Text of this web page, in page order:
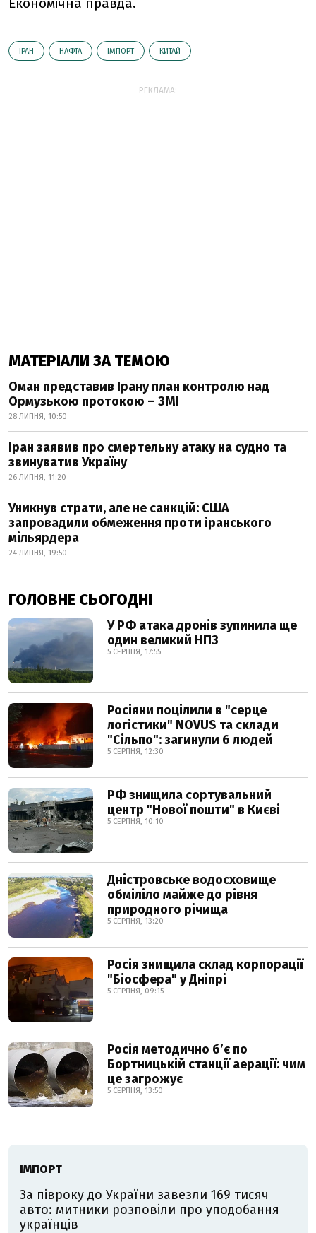
ІРАН НАФТА ІМПОРТ КИТАЙ
РЕКЛАМА:
МАТЕРІАЛИ ЗА ТЕМОЮ
Оман представив Ірану план контролю над
Ормузькою протокою – ЗМІ
28 ЛИПНЯ, 10:50
Іран заявив про смертельну атаку на судно та
звинуватив Україну
26 ЛИПНЯ, 11:20
Уникнув страти, але не санкцій: США
запровадили обмеження проти іранського
мільярдера
24 ЛИПНЯ, 19:50
ГОЛОВНЕ СЬОГОДНІ
У РФ атака дронів зупинила ще
один великий НПЗ
5 СЕРПНЯ, 17:55
Росіяни поцілили в "серце
логістики" NOVUS та склади
"Сільпо": загинули 6 людей
5 СЕРПНЯ, 12:30
РФ знищила сортувальний
центр "Нової пошти" в Києві
5 СЕРПНЯ, 10:10
Дністровське водосховище
обміліло майже до рівня
природного річища
5 СЕРПНЯ, 13:20
Росія знищила склад корпорації
"Біосфера" у Дніпрі
5 СЕРПНЯ, 09:15
Росія методично б’є по
Бортницькій станції аерації: чим
це загрожує
5 СЕРПНЯ, 13:50
ІМПОРТ
За півроку до України завезли 169 тисяч
авто: митники розповіли про уподобання
українців